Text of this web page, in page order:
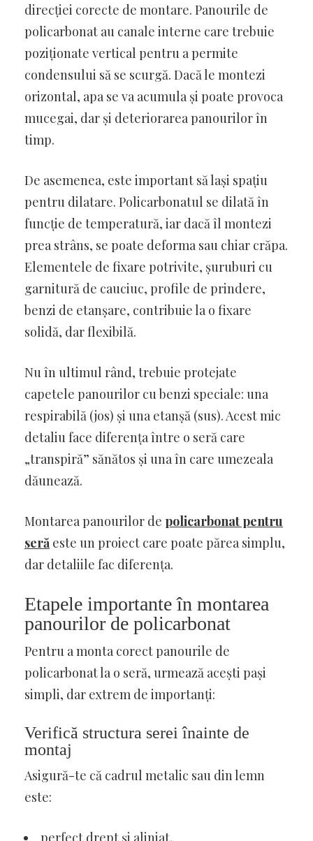
direcției corecte de montare. Panourile de
policarbonat au canale interne care trebuie
poziționate vertical pentru a permite
condensului să se scurgă. Dacă le montezi
orizontal, apa se va acumula și poate provoca
mucegai, dar și deteriorarea panourilor în
timp.
De asemenea, este important să lași spațiu
pentru dilatare. Policarbonatul se dilată în
funcție de temperatură, iar dacă îl montezi
prea strâns, se poate deforma sau chiar crăpa.
Elementele de fixare potrivite, șuruburi cu
garnitură de cauciuc, profile de prindere,
benzi de etanșare, contribuie la o fixare
solidă, dar flexibilă.
Nu în ultimul rând, trebuie protejate
capetele panourilor cu benzi speciale: una
respirabilă (jos) și una etanșă (sus). Acest mic
detaliu face diferența între o seră care
„transpiră” sănătos și una în care umezeala
dăunează.
Montarea panourilor de policarbonat pentru
seră este un proiect care poate părea simplu,
dar detaliile fac diferența.
Etapele importante în montarea
panourilor de policarbonat
Pentru a monta corect panourile de
policarbonat la o seră, urmează acești pași
simpli, dar extrem de importanți:
Verifică structura serei înainte de
montaj
Asigură-te că cadrul metalic sau din lemn
este:
perfect drept și aliniat,